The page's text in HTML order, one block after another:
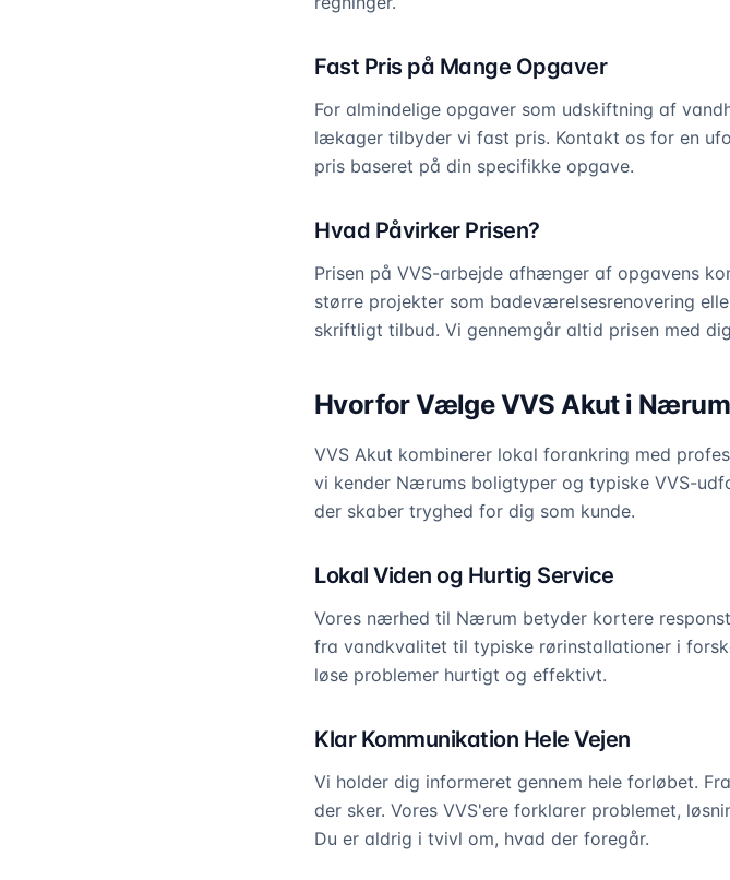
Fast Pris på Mange Opgaver
For almindelige opgaver som udskiftning af
lækager tilbyder vi fast pris. Kontakt os for en
pris baseret på din specifikke opgave.
Hvad Påvirker Prisen?
Prisen på VVS-arbejde afhænger af opgavens
større projekter som badeværelsesrenovering
skriftligt tilbud. Vi gennemgår altid prisen med
Hvorfor Vælge VVS Akut i
VVS Akut kombinerer lokal forankring med
vi kender Nærums boligtyper og typiske VVS-
der skaber tryghed for dig som kunde.
Lokal Viden og Hurtig Service
Vores nærhed til Nærum betyder kortere
fra vandkvalitet til typiske rørinstallationer i
løse problemer hurtigt og effektivt.
Klar Kommunikation Hele Vejen
Vi holder dig informeret gennem hele forløbet.
der sker. Vores VVS'ere forklarer problemet,
Du er aldrig i tvivl om, hvad der foregår.